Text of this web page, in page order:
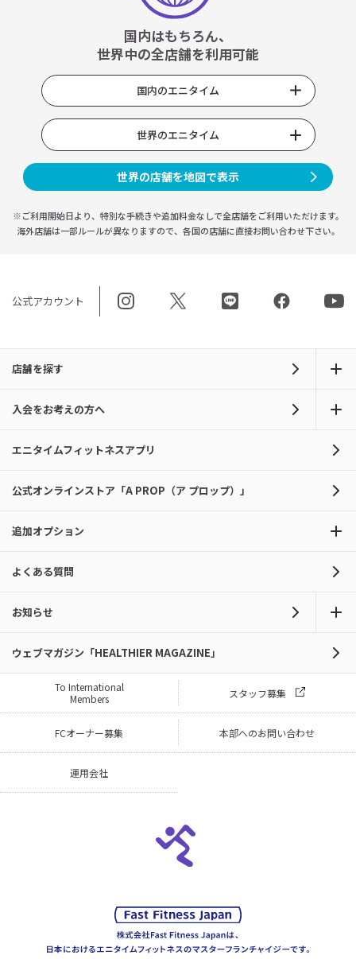
国内はもちろん、
世界中の全店舗を利用可能
国内のエニタイム
世界のエニタイム
世界の店舗を地図で表示
※ご利用開始日より、特別な手続きや追加料金なしで全店舗をご利用いただけます。
海外店舗は一部ルールが異なりますので、 各国の店舗に直接お問い合わせ下さい。
公式アカウント
店舗を探す
入会をお考えの方へ
エニタイムフィットネスアプリ
公式オンラインストア「A PROP（ア プロップ）」
追加オプション
よくある質問
お知らせ
ウェブマガジン「HEALTHIER MAGAZINE」
To International
Members
スタッフ募集
FCオーナー募集 本部へのお問い合わせ
運用会社